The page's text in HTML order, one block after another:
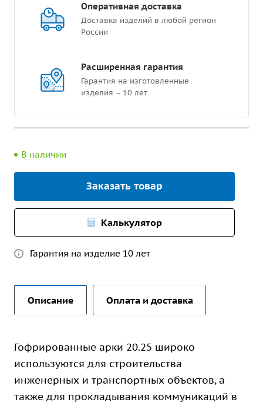
Оперативная доставка
Доставка изделий в любой регион
России
Расширенная гарантия
Гарантия на изготовленные
изделия – 10 лет
В наличии
Заказать товар
Калькулятор
Гарантия на изделие 10 лет
Описание Оплата и доставка
Гофрированные арки 20.25 широко
используются для строительства
инженерных и транспортных объектов, а
также для прокладывания коммуникаций в